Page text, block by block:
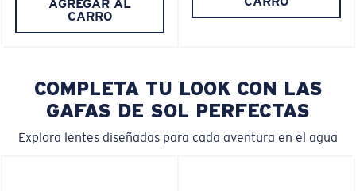
AGREGAR AL
CARRO
COMPLETA TU LOOK CON LAS
GAFAS DE SOL PERFECTAS
Explora lentes diseñadas para cada aventura en el agua